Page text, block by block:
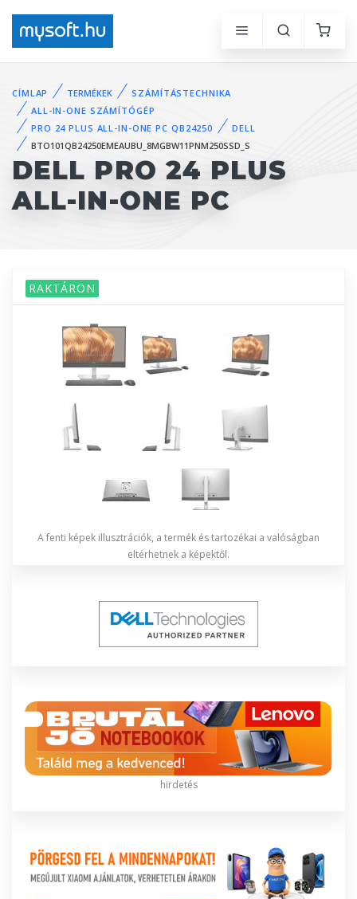
CÍMLAP TERMÉKEK
SZÁMÍTÁSTECHNIKA
ALL-IN-ONE SZÁMÍTÓGÉP
PRO 24 PLUS ALL-IN-ONE PC QB24250
DELL
BTO101QB24250EMEAUBU_8MGBW11PNM250SSD_S
DELL PRO 24 PLUS
ALL-IN-ONE PC
RAKTÁRON
A fenti képek illusztrációk, a termék és tartozékai a valóságban
eltérhetnek a képektől.
hirdetés